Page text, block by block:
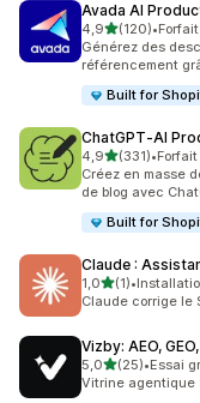
Avada AI
4,9étoile(s) sur 5
(120)
120 avis au total
•
Générez des
référencement
Built for
ChatGPT‑AI
4,9étoile(s) sur 5
(331)
331 avis au total
•
Créez en masse
de blog avec
Built for
Claude :
1,0étoile(s) sur 5
(1)
1 avis au total
•
Claude corrige le
Vizby: AEO,
5,0étoile(s) sur 5
(25)
25 avis au total
•Essai
Vitrine agentique